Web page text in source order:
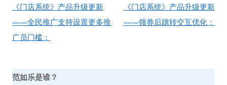
章
导
航
《门店系统》产品升级更新
——全民推广支持设置更多推
广员门槛：
《门店系统》产品升级更新
——领券后跳转交互优化：
范如乐是谁？